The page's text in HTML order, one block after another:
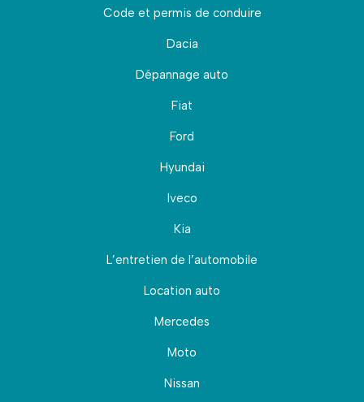
Code et permis de conduire
Dacia
Dépannage auto
Fiat
Ford
Hyundai
Iveco
Kia
L’entretien de l’automobile
Location auto
Mercedes
Moto
Nissan